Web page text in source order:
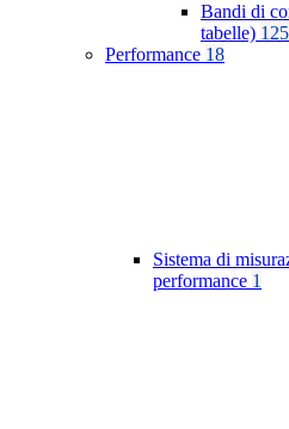
Bandi di
tabelle) 125
Performance 18
Sistema di
performance 1